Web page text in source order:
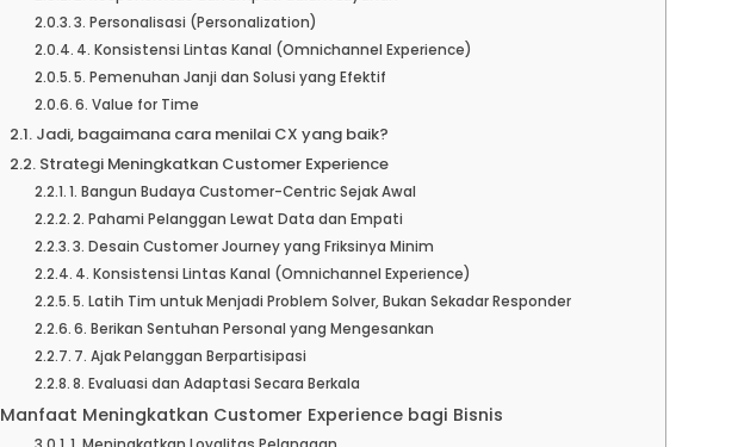
3. Personalisasi (Personalization)
4. Konsistensi Lintas Kanal (Omnichannel Experience)
5. Pemenuhan Janji dan Solusi yang Efektif
6. Value for Time
Jadi, bagaimana cara menilai CX yang baik?
Strategi Meningkatkan Customer Experience
1. Bangun Budaya Customer-Centric Sejak Awal
2. Pahami Pelanggan Lewat Data dan Empati
3. Desain Customer Journey yang Friksinya Minim
4. Konsistensi Lintas Kanal (Omnichannel Experience)
5. Latih Tim untuk Menjadi Problem Solver, Bukan Sekadar Responder
6. Berikan Sentuhan Personal yang Mengesankan
7. Ajak Pelanggan Berpartisipasi
8. Evaluasi dan Adaptasi Secara Berkala
Manfaat Meningkatkan Customer Experience bagi Bisnis